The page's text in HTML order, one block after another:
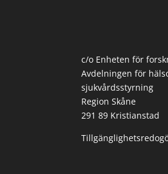
c/o Enheten för
Avdelningen för
sjukvårdsstyrning
Region Skåne
291 89 Kristianstad